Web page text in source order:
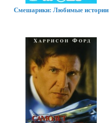
Смешарики: Любимые истории